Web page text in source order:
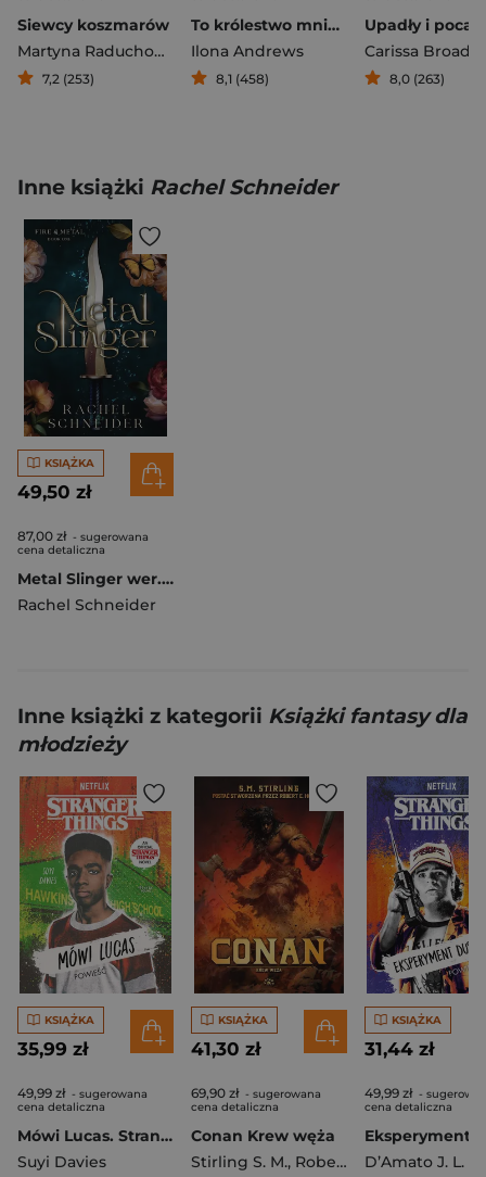
Siewcy koszmarów
Martyna Raduchowska
7,2 (253)
To królestwo mnie nie zabije
Ilona Andrews
8,1 (458)
Carissa
8,0 (263)
Inne książki Rachel Schneider
KSIĄŻKA
49,50 zł
87,00 zł - sugerowana
cena detaliczna
Metal Slinger wer. angielska
Rachel Schneider
Inne książki z kategorii Książki fantasy dla
młodzieży
KSIĄŻKA
35,99 zł
49,99 zł - sugerowana
cena detaliczna
Mówi Lucas. Stranger Things
Suyi Davies
KSIĄŻKA
41,30 zł
69,90 zł - sugerowana
cena detaliczna
Conan Krew węża
Stirling S. M., Robert E. Howard
KSIĄŻKA
31,44 zł
49,99 zł -
cena detaliczna
D’Amato J. L.